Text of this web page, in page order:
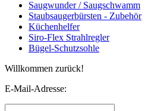
Saugwunder / Saugschwamm
Staubsaugerbürsten - Zubehör
Küchenhelfer
Siro-Flex Strahlregler
Bügel-Schutzsohle
Willkommen zurück!
E-Mail-Adresse: